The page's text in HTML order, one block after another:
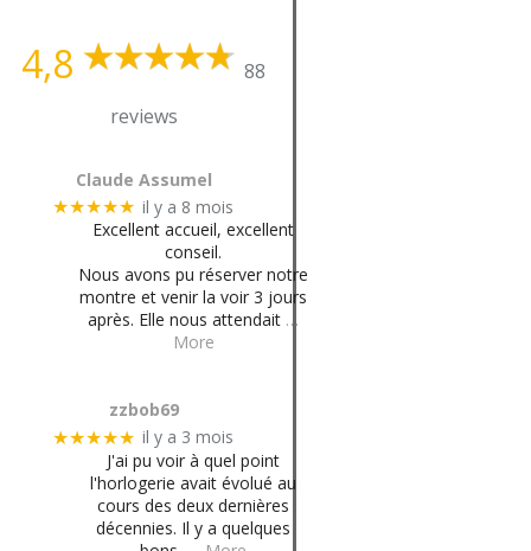
4,8
88
reviews
Claude Assumel
★★★★★ il y a 8 mois
Excellent accueil, excellent
conseil.
Nous avons pu réserver notre
montre et venir la voir 3 jours
après. Elle nous attendait …
More
zzbob69
★★★★★ il y a 3 mois
J'ai pu voir à quel point
l'horlogerie avait évolué au
cours des deux dernières
décennies. Il y a quelques